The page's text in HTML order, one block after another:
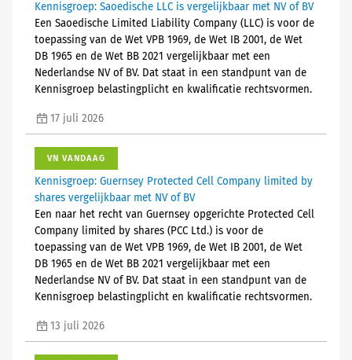
Kennisgroep: Saoedische LLC is vergelijkbaar met NV of BV
Een Saoedische Limited Liability Company (LLC) is voor de
toepassing van de Wet VPB 1969, de Wet IB 2001, de Wet
DB 1965 en de Wet BB 2021 vergelijkbaar met een
Nederlandse NV of BV. Dat staat in een standpunt van de
Kennisgroep belastingplicht en kwalificatie rechtsvormen.
17 juli 2026
VN VANDAAG
Kennisgroep: Guernsey Protected Cell Company limited by
shares vergelijkbaar met NV of BV
Een naar het recht van Guernsey opgerichte Protected Cell
Company limited by shares (PCC Ltd.) is voor de
toepassing van de Wet VPB 1969, de Wet IB 2001, de Wet
DB 1965 en de Wet BB 2021 vergelijkbaar met een
Nederlandse NV of BV. Dat staat in een standpunt van de
Kennisgroep belastingplicht en kwalificatie rechtsvormen.
13 juli 2026